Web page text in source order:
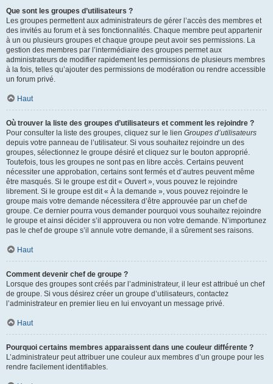
Que sont les groupes d’utilisateurs ?
Les groupes permettent aux administrateurs de gérer l’accès des membres et
des invités au forum et à ses fonctionnalités. Chaque membre peut appartenir
à un ou plusieurs groupes et chaque groupe peut avoir ses permissions. La
gestion des membres par l’intermédiaire des groupes permet aux
administrateurs de modifier rapidement les permissions de plusieurs membres
à la fois, telles qu’ajouter des permissions de modération ou rendre accessible
un forum privé.
Haut
Où trouver la liste des groupes d’utilisateurs et comment les rejoindre ?
Pour consulter la liste des groupes, cliquez sur le lien Groupes d’utilisateurs
depuis votre panneau de l’utilisateur. Si vous souhaitez rejoindre un des
groupes, sélectionnez le groupe désiré et cliquez sur le bouton approprié.
Toutefois, tous les groupes ne sont pas en libre accès. Certains peuvent
nécessiter une approbation, certains sont fermés et d’autres peuvent même
être masqués. Si le groupe est dit « Ouvert », vous pouvez le rejoindre
librement. Si le groupe est dit « À la demande », vous pouvez rejoindre le
groupe mais votre demande nécessitera d’être approuvée par un chef de
groupe. Ce dernier pourra vous demander pourquoi vous souhaitez rejoindre
le groupe et ainsi décider s’il approuvera ou non votre demande. N’importunez
pas le chef de groupe s’il annule votre demande, il a sûrement ses raisons.
Haut
Comment devenir chef de groupe ?
Lorsque des groupes sont créés par l’administrateur, il leur est attribué un chef
de groupe. Si vous désirez créer un groupe d’utilisateurs, contactez
l’administrateur en premier lieu en lui envoyant un message privé.
Haut
Pourquoi certains membres apparaissent dans une couleur différente ?
L’administrateur peut attribuer une couleur aux membres d’un groupe pour les
rendre facilement identifiables.